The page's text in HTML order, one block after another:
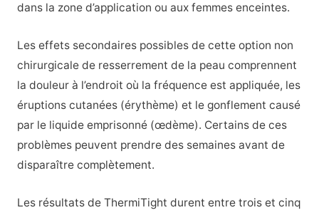
dans la zone d’application ou aux femmes enceintes.
Les effets secondaires possibles de cette option non
chirurgicale de resserrement de la peau comprennent
la douleur à l’endroit où la fréquence est appliquée, les
éruptions cutanées (érythème) et le gonflement causé
par le liquide emprisonné (œdème). Certains de ces
problèmes peuvent prendre des semaines avant de
disparaître complètement.
Les résultats de ThermiTight durent entre trois et cinq